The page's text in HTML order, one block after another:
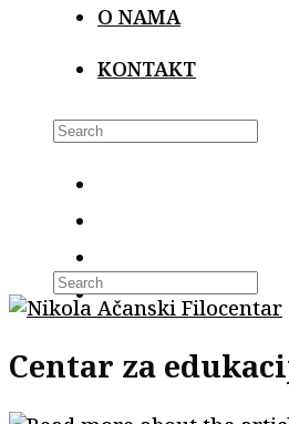
O NAMA
KONTAKT
Search
website
Centar za